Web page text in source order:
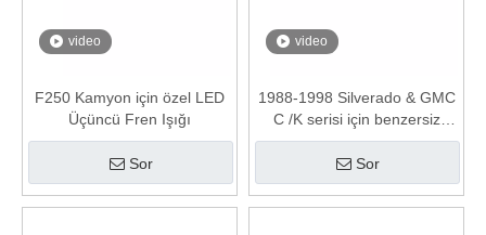
video
F250 Kamyon için özel LED
Üçüncü Fren Işığı
Sor
video
1988-1998 Silverado & GMC
C /K serisi için benzersiz
tasarım LED Kuyruk /Kargo
Üçüncü Fren Işığı
Sor